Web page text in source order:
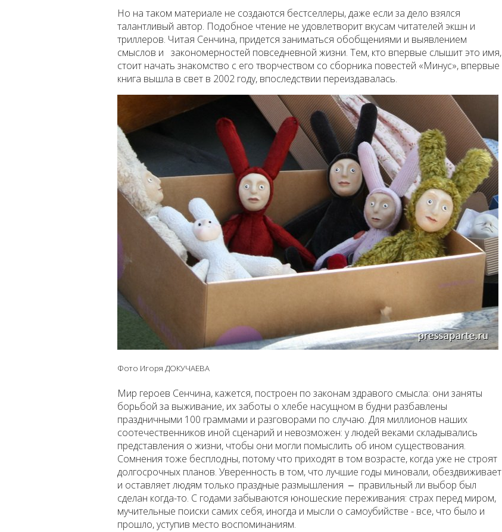
Но на таком материале не создаются бестселлеры, даже если за дело взялся
талантливый автор. Подобное чтение не удовлетворит вкусам читателей экшн и
триллеров. Читая Сенчина, придется заниматься обобщениями и выявлением
смыслов и закономерностей повседневной жизни. Тем, кто впервые слышит это имя,
стоит начать знакомство с его творчеством со сборника повестей «Минус», впервые
книга вышла в свет в 2002 году, впоследствии переиздавалась.
Фото Игоря ДОКУЧАЕВА
Мир героев Сенчина, кажется, построен по законам здравого смысла: они заняты
борьбой за выживание, их заботы о хлебе насущном в будни разбавлены
праздничными 100 граммами и разговорами по случаю. Для миллионов наших
соотечественников иной сценарий и невозможен: у людей веками складывались
представления о жизни, чтобы они могли помыслить об ином существования.
Сомнения тоже бесплодны, потому что приходят в том возрасте, когда уже не строят
долгосрочных планов. Уверенность в том, что лучшие годы миновали, обездвиживает
и оставляет людям только праздные размышления ‒ правильный ли выбор был
сделан когда-то. С годами забываются юношеские переживания: страх перед миром,
мучительные поиски самих себя, иногда и мысли о самоубийстве - все, что было и
прошло, уступив место воспоминаниям.